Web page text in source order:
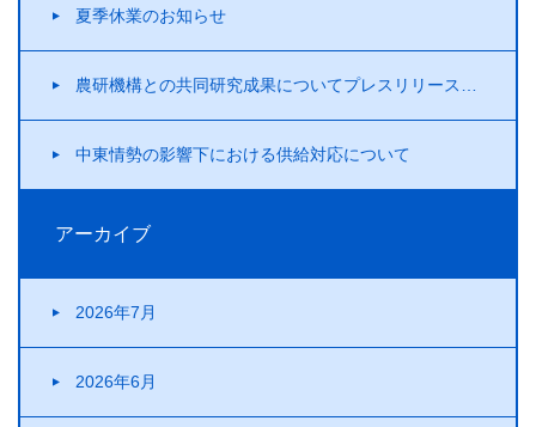
夏季休業のお知らせ
農研機構との共同研究成果についてプレスリリースを行いました！
中東情勢の影響下における供給対応について
アーカイブ
2026年7月
2026年6月